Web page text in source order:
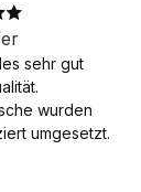
sehr gut
wurden
umgesetzt.